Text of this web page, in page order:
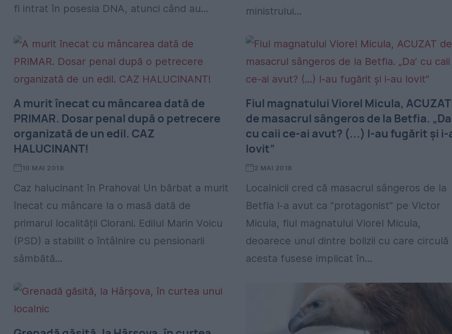
fi intrat în posesia DNA, atunci când au...
ministrului...
A murit înecat cu mâncarea dată de
PRIMAR. Dosar penal după o petrecere
organizată de un edil. CAZ
HALUCINANT!
10 MAI 2018
Caz halucinant în Prahova! Un bărbat a murit
înecat cu mâncare la o masă dată de
primarul localității Ciorani. Edilul Marin Voicu
(PSD) a stabilit o întâlnire cu pensionarii
sâmbătă...
Fiul magnatului Viorel Micula, ACUZAT
de masacrul sângeros de la Betfia.
cu caii ce-ai avut? (...) I-au fugărit și i-
lovit”
2 MAI 2018
Localnicii cred că masacrul sângeros de la
Betfia l-a avut ca ”protagonist” pe Victor
Micula, fiul magnatului Viorel Micula,
deoarece unul dintre bolizii cu care circulă
acesta fusese implicat în...